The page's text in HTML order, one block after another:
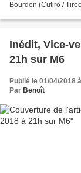
Bourdon (Cutiro /
Inédit, Vice-
21h sur M6
Publié le 01/04/2018
Par Benoît